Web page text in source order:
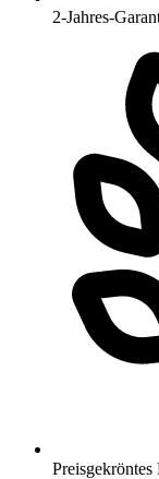
2-Jahres-
Preisgekröntes